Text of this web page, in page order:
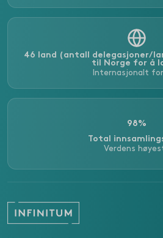
46 land (antall delegasjoner/
til Norge for å
Internasjonalt
98%
Total
Verdens